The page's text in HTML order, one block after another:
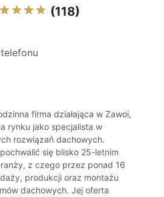
(118)
firma działająca w Zawoi,
rynku jako specjalista w
rozwiązań dachowych.
się blisko 25-letnim
z czego przez ponad 16
produkcji oraz montażu
dachowych. Jej oferta